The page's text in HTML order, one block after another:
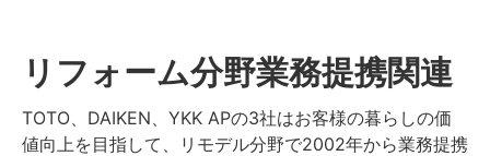
リフォーム分野業務提携関連
TOTO、DAIKEN、YKK APの3社はお客様の暮らしの価
値向上を目指して、リモデル分野で2002年から業務提携